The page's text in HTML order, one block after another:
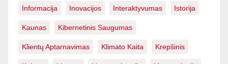
Informacija Inovacijos Interaktyvumas Istorija
Kaunas Kibernetinis Saugumas
Klientų Aptarnavimas Klimato Kaita Krepšinis